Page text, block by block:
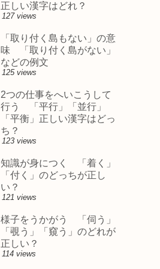
正しい漢字はどれ？
127 views
「取り付く島もない」の意
味 「取り付く島がない」
などの例文
125 views
2つの仕事をへいこうして
行う 「平行」「並行」
「平衡」正しい漢字はどっ
ち？
123 views
知識が身につく 「着く」
「付く」のどっちが正し
い？
121 views
様子をうかがう 「伺う」
「覗う」「窺う」のどれが
正しい？
114 views